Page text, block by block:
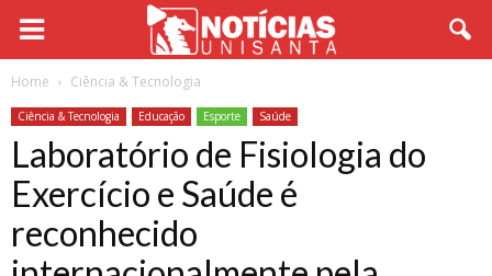
Home Ciência & Tecnologia
Ciência & Tecnologia Educação Esporte Saúde
Laboratório de Fisiologia do
Exercício e Saúde é
reconhecido